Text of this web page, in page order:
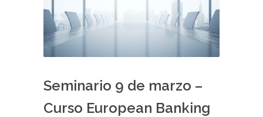
Seminario 9 de marzo –
Curso European Banking